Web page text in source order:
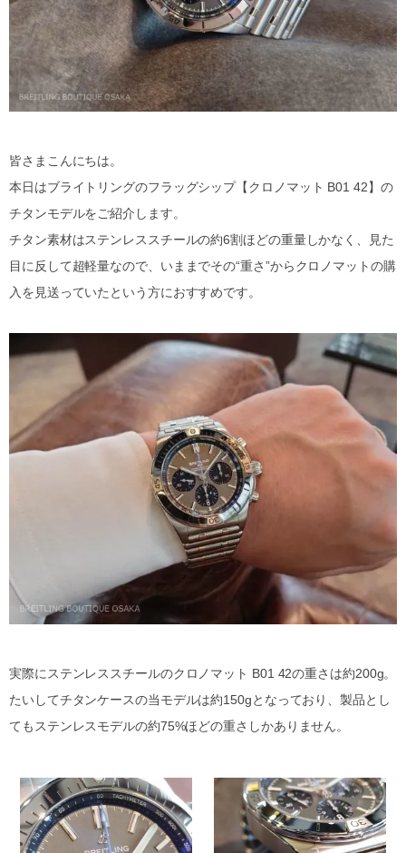
皆さまこんにちは。
本日はブライトリングのフラッグシップ【クロノマット B01 42】の
チタンモデルをご紹介します。
チタン素材はステンレススチールの約6割ほどの重量しかなく、見た
目に反して超軽量なので、いままでその“重さ”からクロノマットの購
入を見送っていたという方におすすめです。
実際にステンレススチールのクロノマット B01 42の重さは約200g。
たいしてチタンケースの当モデルは約150gとなっており、製品とし
てもステンレスモデルの約75%ほどの重さしかありません。